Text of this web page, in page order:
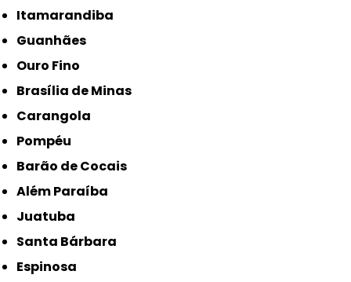
Itamarandiba
Guanhães
Ouro Fino
Brasília de Minas
Carangola
Pompéu
Barão de Cocais
Além Paraíba
Juatuba
Santa Bárbara
Espinosa